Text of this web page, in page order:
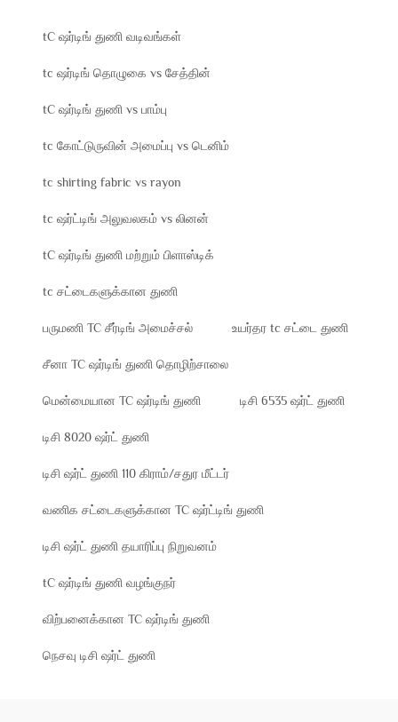
tC ஷர்டிங் துணி வடிவங்கள்
tc ஷர்டிங் தொழுகை vs சேத்தின்
tC ஷர்டிங் துணி vs பாம்பு
tc கோட்டுருவின் அமைப்பு vs டெனிம்
tc shirting fabric vs rayon
tc ஷர்ட்டிங் அலுவலகம் vs லினன்
tC ஷர்டிங் துணி மற்றும் பிளாஸ்டிக்
tc சட்டைகளுக்கான துணி
பருமணி TC சீர்டிங் அமைச்சல் உயர்தர tc சட்டை துணி
சீனா TC ஷர்டிங் துணி தொழிற்சாலை
மென்மையான TC ஷர்டிங் துணி டிசி 6535 ஷர்ட் துணி
டிசி 8020 ஷர்ட் துணி
டிசி ஷர்ட் துணி 110 கிராம்/சதுர மீட்டர்
வணிக சட்டைகளுக்கான TC ஷர்ட்டிங் துணி
டிசி ஷர்ட் துணி தயாரிப்பு நிறுவனம்
tC ஷர்டிங் துணி வழங்குநர்
விற்பனைக்கான TC ஷர்டிங் துணி
நெசவு டிசி ஷர்ட் துணி